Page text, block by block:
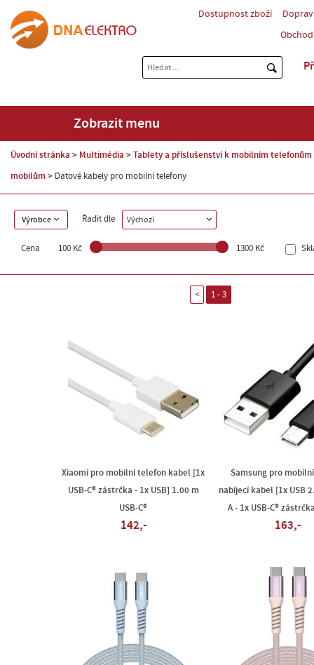
Dostupnost zboží
Zobrazit menu
Úvodní stránka Multimédia Tablety a příslušenství k mobilním telefonům
mobilům Datové kabely pro mobilní telefony
Výrobce Řadit dle Výchozí
Cena 100 Kč 1300 Kč
< 1 - 3
Xiaomi pro mobilní telefon kabel [1x
USB-C® zástrčka - 1x USB] 1.00 m
USB-C®
142,-
Samsung pro
nabíjecí kabel [1x USB
A - 1x USB-C®
163,-